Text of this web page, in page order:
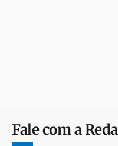
Fale com a